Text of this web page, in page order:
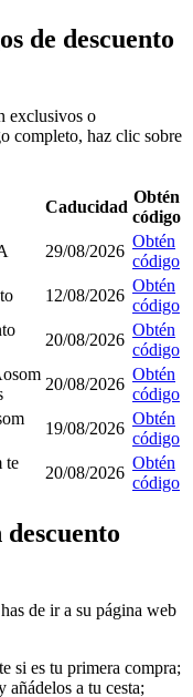
de descuento
exclusivos o
completo, haz clic sobre
Caducidad
Obtén
código
29/08/2026
Obtén
código
12/08/2026
Obtén
código
20/08/2026
Obtén
código
20/08/2026
Obtén
código
19/08/2026
Obtén
código
te
20/08/2026
Obtén
código
has de ir a su página web
si es tu primera compra;
añádelos a tu cesta;